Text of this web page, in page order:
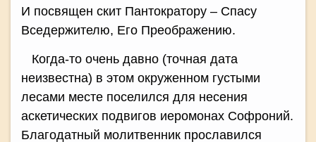
И посвящен скит Пантократору – Спасу
Вседержителю, Его Преображению.
Когда-то очень давно (точная дата
неизвестна) в этом окруженном густыми
лесами месте поселился для несения
аскетических подвигов иеромонах Софроний.
Благодатный молитвенник прославился